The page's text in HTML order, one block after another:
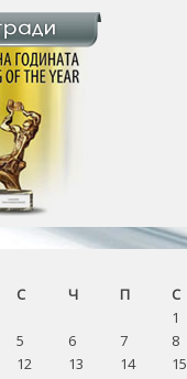
С Ч П С
1
5 6 7 8
12 13 14 15